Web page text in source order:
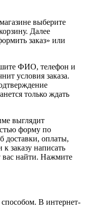
выберите
Далее
заказ» или
ФИО, телефон и
условия заказа.
только ждать
выглядит
форму по
доставки, оплаты,
заказу написать
вас найти. Нажмите
В интернет-